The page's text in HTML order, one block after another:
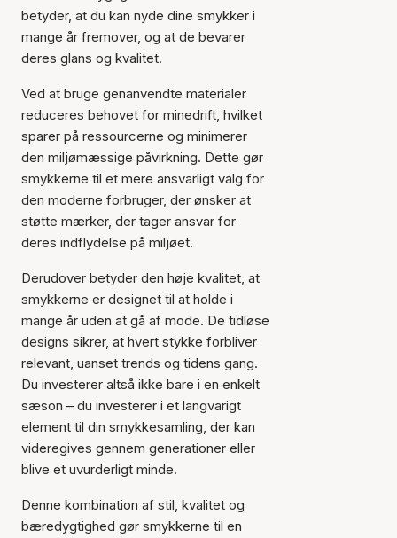
betyder, at du kan nyde dine smykker i
mange år fremover, og at de bevarer
deres glans og kvalitet.
Ved at bruge genanvendte materialer
reduceres behovet for minedrift, hvilket
sparer på ressourcerne og minimerer
den miljømæssige påvirkning. Dette gør
smykkerne til et mere ansvarligt valg for
den moderne forbruger, der ønsker at
støtte mærker, der tager ansvar for
deres indflydelse på miljøet.
Derudover betyder den høje kvalitet, at
smykkerne er designet til at holde i
mange år uden at gå af mode. De tidløse
designs sikrer, at hvert stykke forbliver
relevant, uanset trends og tidens gang.
Du investerer altså ikke bare i en enkelt
sæson – du investerer i et langvarigt
element til din smykkesamling, der kan
videregives gennem generationer eller
blive et uvurderligt minde.
Denne kombination af stil, kvalitet og
bæredygtighed gør smykkerne til en